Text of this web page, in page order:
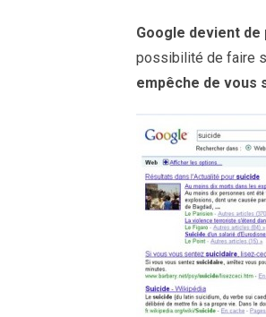
Google devient de
possibilité de faire
empêche de vous